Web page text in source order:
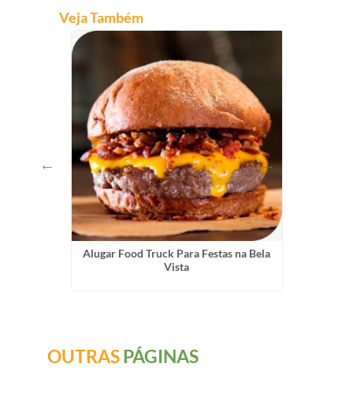
Veja Também
Alugar Food Truck Para Festas na Bela
Vista
OUTRASPÁGINAS